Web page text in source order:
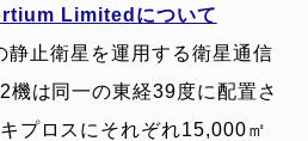
Limitedについて
止衛星を運用する衛星通信
機は同一の東経39度に配置さ
プロスにそれぞれ15,000㎡